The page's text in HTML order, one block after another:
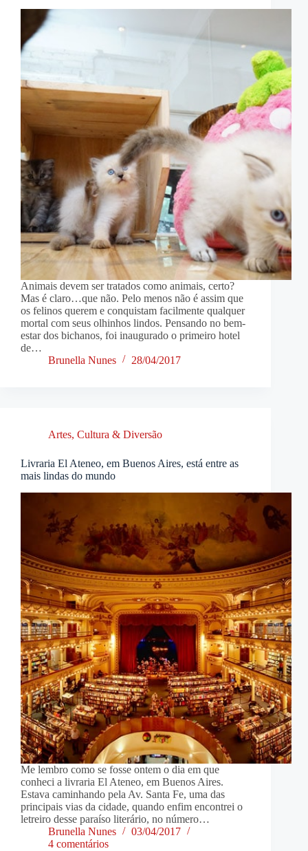
Animais devem ser tratados como animais, certo?
Mas é claro…que não. Pelo menos não é assim que
os felinos querem e conquistam facilmente qualquer
mortal com seus olhinhos lindos. Pensando no bem-
estar dos bichanos, foi inaugurado o primeiro hotel
de…
Brunella Nunes
28/04/2017
Artes, Cultura & Diversão
Livraria El Ateneo, em Buenos Aires, está entre as
mais lindas do mundo
Me lembro como se fosse ontem o dia em que
conheci a livraria El Ateneo, em Buenos Aires.
Estava caminhando pela Av. Santa Fe, uma das
principais vias da cidade, quando enfim encontrei o
letreiro desse paraíso literário, no número…
Brunella Nunes
03/04/2017
4 comentários